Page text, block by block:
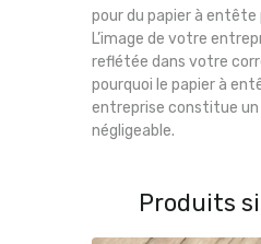
pour du papier à entête
L’image de votre
reflétée dans votre
pourquoi le papier à
entreprise constitue un
négligeable.
Produits